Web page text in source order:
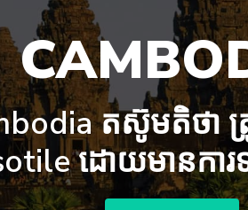
តស៊ូមតិថា ត្រូ
ដោយមានកា